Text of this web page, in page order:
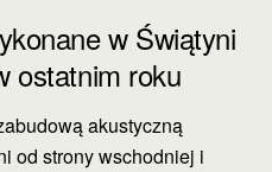
w Świątyni
ostatnim roku
akustyczną
od strony wschodniej i